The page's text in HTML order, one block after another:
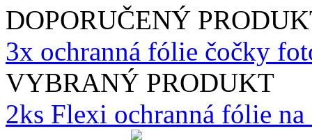
DOPORUČENÝ
3x ochranná fólie čočky
VYBRANÝ PRODUKT
2ks Flexi ochranná fólie